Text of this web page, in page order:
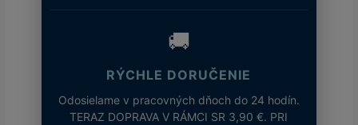
🚚
RÝCHLE DORUČENIE
Odosielame v pracovných dňoch do 24 hodín.
TERAZ DOPRAVA V RÁMCI SR 3,90 €. PRI